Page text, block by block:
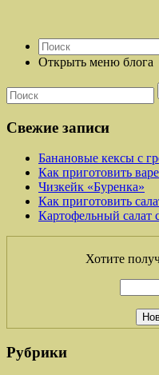
Открыть меню блога
Свежие записи
Банановые кексы с
Как приготовить
Чизкейк «Буренка»
Как приготовить
Картофельный салат
Хотите
Рубрики